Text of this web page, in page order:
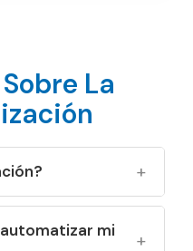
La
sistemas y
almacenar o
mi